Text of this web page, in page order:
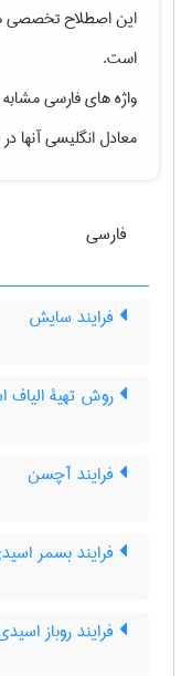
این اصطلاح تخصصی
است.
واژه های فارسی
معادل انگلیسی آنها
فارسی
فرایند سایش
روش تهیۀ الیاف
فرایند آچسن
فرایند بسمر
فرایند روباز